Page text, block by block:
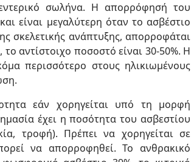
σωλήνα. Η απορρόφησή του
είναι μεγαλύτερη όταν το ασβέστιο
σκελετικής ανάπτυξης, απορροφάται
αντίστοιχο ποσοστό είναι 30-50%. Η
περισσότερο στους ηλικιωμένους
εάν χορηγείται υπό τη μορφή
έχει η ποσότητα του ασβεστίου
τροφή). Πρέπει να χορηγείται σε
να απορροφηθεί. Το ανθρακικό